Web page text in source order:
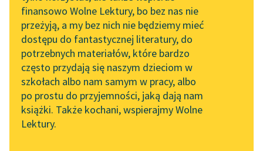
Wolne Lektury na 32.
Pol’and’Rock Festivalu
„Kochanek Lady
Chatterley” do słuchania
na Wolnych Lekturach
Nowy audiobook –
„Marzenie o Oriencie”
API
OAI-PMH
Widget Wolnych Lektur
Przypisy
finansowo Wolne Lektury, bo bez nas nie
przeżyją, a my bez nich nie będziemy mieć
dostępu do fantastycznej literatury, do
potrzebnych materiałów, które bardzo
często przydają się naszym dzieciom w
szkołach albo nam samym w pracy, albo
po prostu do przyjemności, jaką dają nam
książki. Także kochani, wspierajmy Wolne
Lektury.
Kogo
bogowie
chcą
pognębić,
czynią...
Czytaj więcej